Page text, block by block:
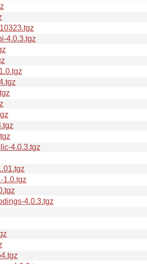
4.0.3.tgz
4.0.3.tgz
1.0.tgz
4.0.3.tgz